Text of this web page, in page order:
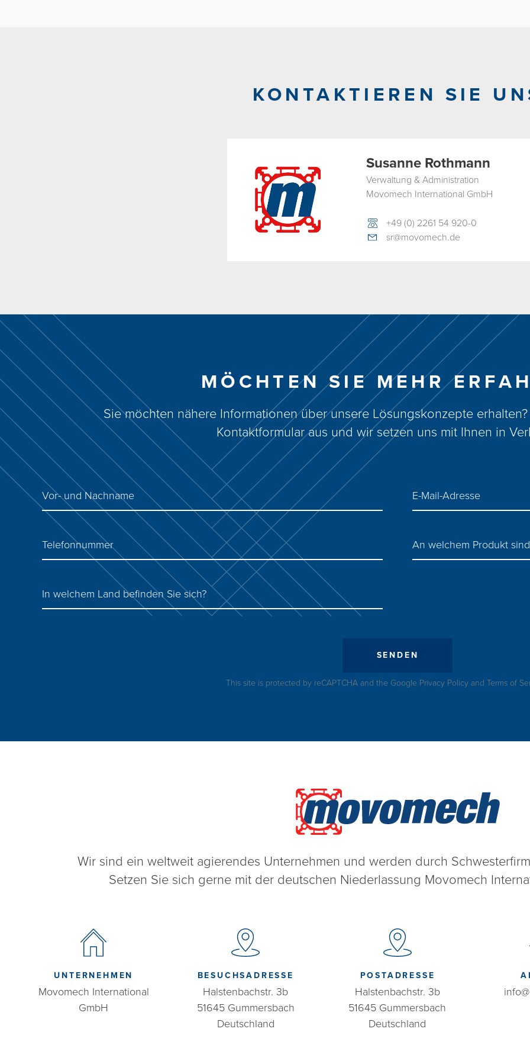
KONTAKTIEREN SIE
Susanne Rothmann
Verwaltung & Administration
Movomech International GmbH
+49 (0) 2261 54 920-0
sr@movomech.de
MÖCHTEN SIE MEHR
Sie möchten nähere Informationen über unsere Lösungskonzepte
Kontaktformular aus und wir setzen uns mit Ihnen in
Vor- und Nachname E-Mail-Adresse
Telefonnummer An welchem Produkt
In welchem ​​Land befinden Sie sich?
SENDEN
This site is protected by reCAPTCHA and the Google Privacy Policy and Terms of
Wir sind ein weltweit agierendes Unternehmen und werden durch
Setzen Sie sich gerne mit der deutschen Niederlassung Movomech
UNTERNEHMEN
Movomech International
GmbH
BESUCHSADRESSE
Halstenbachstr. 3b
51645 Gummersbach
Deutschland
POSTADRESSE
Halstenbachstr. 3b
51645 Gummersbach
Deutschland